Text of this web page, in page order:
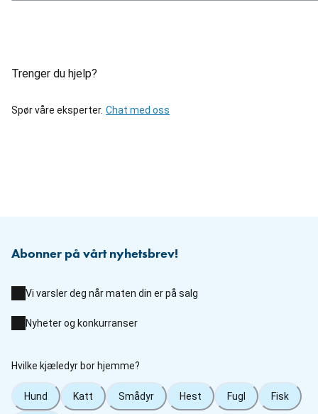
Trenger du hjelp?
Spør våre eksperter. Chat med oss
Abonner på vårt nyhetsbrev!
Vi varsler deg når maten din er på salg
Nyheter og konkurranser
Hvilke kjæledyr bor hjemme?
Hund Katt Smådyr Hest Fugl Fisk